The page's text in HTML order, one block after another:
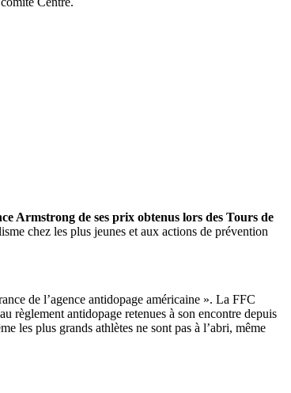
Armstrong de ses prix obtenus lors des Tours de
chez les plus jeunes et aux actions de prévention
de l’agence antidopage américaine ». La FFC
règlement antidopage retenues à son encontre depuis
les plus grands athlètes ne sont pas à l’abri, même